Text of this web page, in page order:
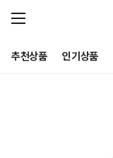
추천상품 인기상품